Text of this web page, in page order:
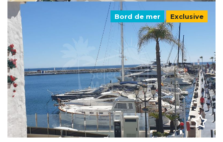
Bord de mer Exclusive